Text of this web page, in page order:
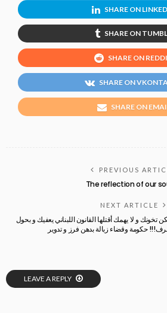
SHARE ON
SHARE ON
SHARE ON
SHARE ON
SHARE ON
PREVIOUS
The reflection of our
NEXT ARTICLE
و لا يهمك أقتلها القانون اللبناني يعفيك و بحول
LEAVE A REPLY